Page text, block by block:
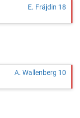
E. Fräjdin 18
A. Wallenberg 10